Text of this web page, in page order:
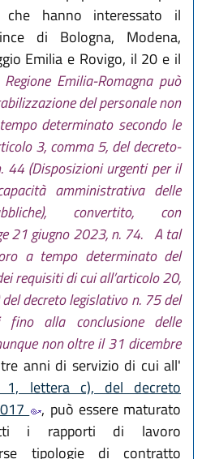
hanno interessato il
di Bologna, Modena,
Emilia e Rovigo, il 20 e il
Emilia-Romagna può
del personale non
determinato secondo le
3, comma 5, del decreto-
44 (Disposizioni urgenti per il
amministrativa delle
convertito, con
21 giugno 2023, n. 74. A tal
a tempo determinato del
requisiti di cui all’articolo 20,
decreto legislativo n. 75 del
alla conclusione delle
non oltre il 31 dicembre
anni di servizio di cui all'
1, lettera c), del decreto
, può essere maturato
i rapporti di lavoro
tipologie di contratto